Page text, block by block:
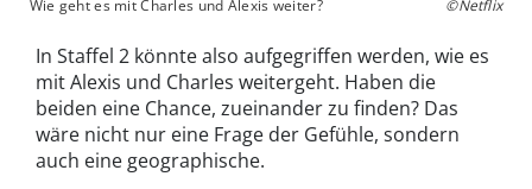
Wie geht es mit Charles und Alexis weiter? ©Netflix
In Staffel 2 könnte also aufgegriffen werden, wie es
mit Alexis und Charles weitergeht. Haben die
beiden eine Chance, zueinander zu finden? Das
wäre nicht nur eine Frage der Gefühle, sondern
auch eine geographische.